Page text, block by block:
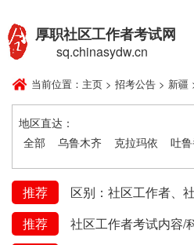
厚职社区工作者考试网
sq.chinasydw.cn
当前位置： 主页 > 招考公告 > 新疆
地区直达：
全部
乌鲁木齐 克拉玛依 吐
推荐
区别：社区工作者、
推荐
社区工作者考试内容/